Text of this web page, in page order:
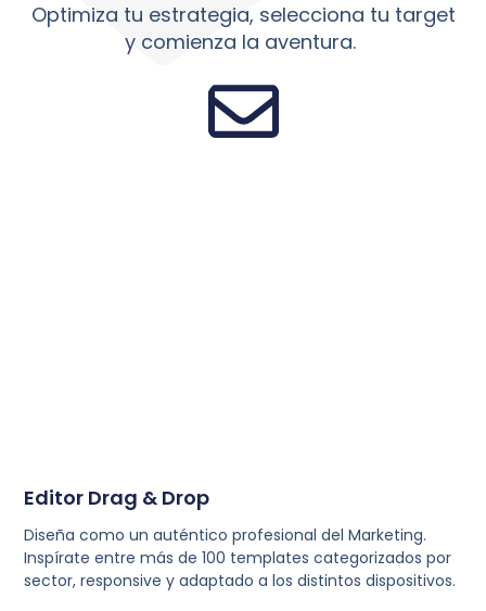
Optimiza tu estrategia, selecciona tu target
y comienza la aventura.
Editor Drag & Drop
Diseña como un auténtico profesional del Marketing.
Inspírate entre más de 100 templates categorizados por
sector, responsive y adaptado a los distintos dispositivos.